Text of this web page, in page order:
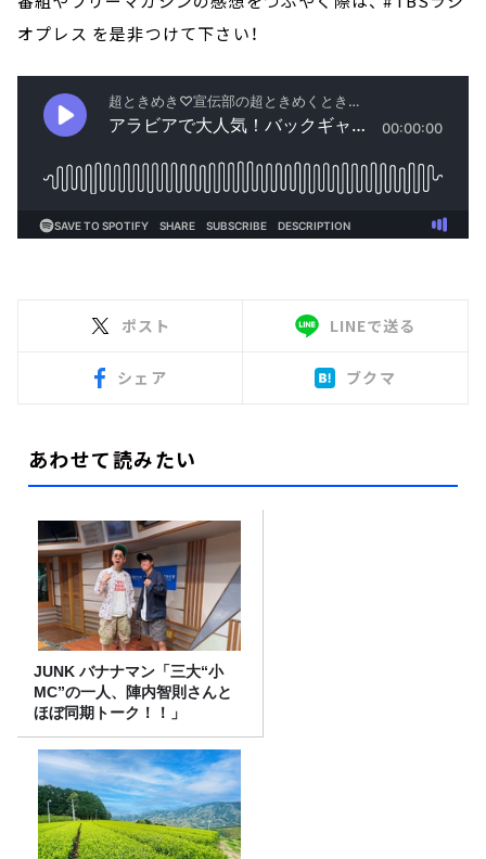
オプレス を是非つけて下さい！
ポスト LINEで送る
シェア ブクマ
あわせて読みたい
JUNK バナナマン「三大“小
MC”の一人、陣内智則さんと
ほぼ同期トーク！！」